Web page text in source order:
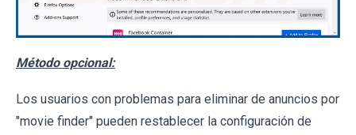
Método opcional:
Los usuarios con problemas para eliminar de anuncios por
"movie finder" pueden restablecer la configuración de